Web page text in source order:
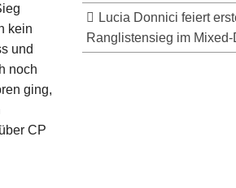
kein
und
noch
ging,
CP
Lucia Donnici feiert
Ranglistensieg im Mixed-